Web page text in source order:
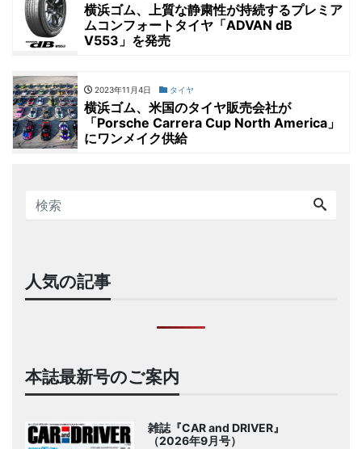
横浜ゴム、上質な静粛性が持続するプレミア
ムコンフォートタイヤ「ADVAN dB
V553」を発売
2023年11月4日 タイヤ
横浜ゴム、米国のタイヤ販売会社が
「Porsche Carrera Cup North America」
にワンメイク供給
人気の記事
本誌最新号のご案内
雑誌『CAR and DRIVER』
（2026年9月号）